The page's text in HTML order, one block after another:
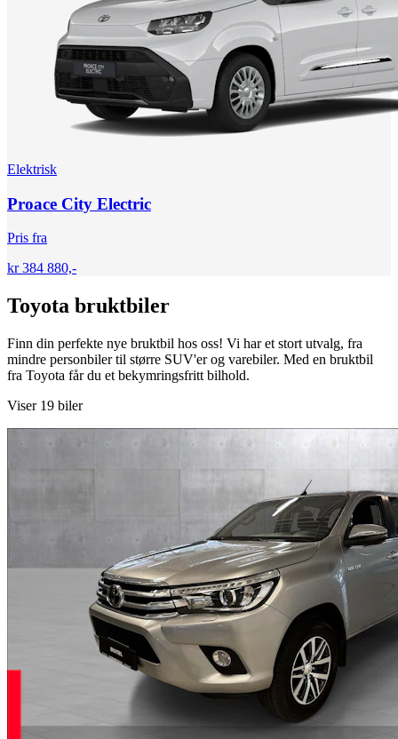
Elektrisk
Proace City Electric
Pris fra
kr 384 880,-
Toyota bruktbiler
Finn din perfekte nye bruktbil hos oss! Vi har et stort utvalg, fra
mindre personbiler til større SUV'er og varebiler. Med en bruktbil
fra Toyota får du et bekymringsfritt bilhold.
Viser 19 biler